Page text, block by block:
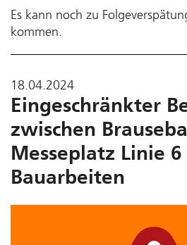
Es kann noch zu
kommen.
18.04.2024
Eingeschränkter
zwischen
Messeplatz Linie
Bauarbeiten